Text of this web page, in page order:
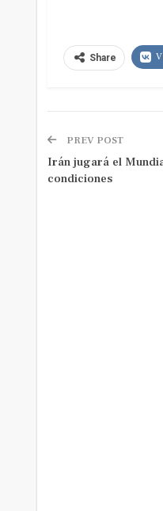
Share
PREV POST
Irán jugará el
condiciones